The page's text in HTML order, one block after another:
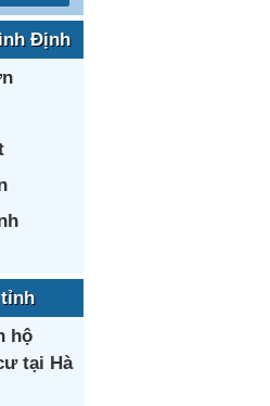
Định
hộ
tại Hà